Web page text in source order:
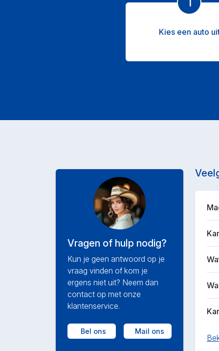
Kies een auto
Vragen of hulp nodig?
Kun je geen antwoord op je
vraag vinden of kom je
ergens niet uit? Neem dan
contact op met onze
klantenservice.
Bel ons Mail ons